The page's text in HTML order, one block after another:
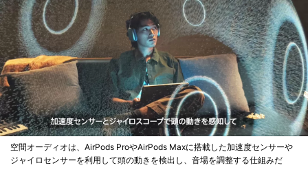
空間オーディオは、AirPods ProやAirPods Maxに搭載した加速度センサーや
ジャイロセンサーを利用して頭の動きを検出し、音場を調整する仕組みだ